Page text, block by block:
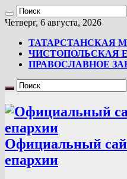
Четверг, 6 августа, 2026
ТАТАРСТАНСКАЯ
ЧИСТОПОЛЬСКАЯ
ПРАВОСЛАВНОЕ
Официальный
епархии